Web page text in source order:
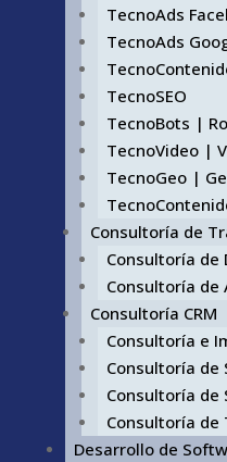
TecnoAds
TecnoAds
TecnoSEO
TecnoBots |
TecnoVideo |
TecnoGeo |
Consultoría de
Consultoría de
Consultoría
Consultoría CRM
Consultoría e
Consultoría de
Consultoría de
Consultoría de
Desarrollo de